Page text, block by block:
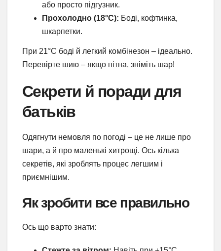
або просто підгузник.
Прохолодно (18°C): Боді, кофтинка,
шкарпетки.
При 21°C боді й легкий комбінезон – ідеально.
Перевірте шию – якщо пітна, зніміть шар!
Секрети й поради для
батьків
Одягнути немовля по погоді – це не лише про
шари, а й про маленькі хитрощі. Ось кілька
секретів, які зроблять процес легшим і
приємнішим.
Як зробити все правильно
Ось що варто знати: